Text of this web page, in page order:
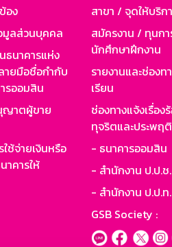
อง
มูลส่วนบุคคล
นาคารแห่ง
ายมือชื่อกำกับ
รออมสิน
ญาตผู้ขาย
ช้จ่ายเงินหรือ
คารให้
สาขา / จุดให้บริก
สมัครงาน / ทุนก
นักศึกษาฝึกงาน
รายงานและช่องท
เรียน
ช่องทางแจ้งเรื่อง
ทุจริตและประพฤ
- ธนาคารออมสิน
- สำนักงาน ป.ป.ช.
- สำนักงาน ป.ป.ท.
GSB Society :